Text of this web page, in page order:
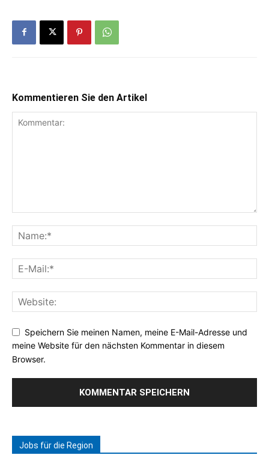
Kommentieren Sie den Artikel
Speichern Sie meinen Namen, meine E-Mail-Adresse und
meine Website für den nächsten Kommentar in diesem
Browser.
Jobs für die Region